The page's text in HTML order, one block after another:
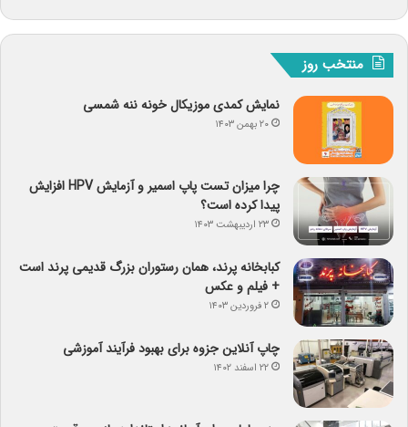
منتخب روز
نمایش کمدی موزیکال خونه ننه شمسی
۲۰ بهمن ۱۴۰۳
چرا میزان تست پاپ اسمیر و آزمایش HPV افزایش
پیدا کرده است؟
۲۳ اردیبهشت ۱۴۰۳
کبابخانه پرند، همان رستوران بزرگ قدیمی پرند است
+ فیلم و عکس
۲ فروردین ۱۴۰۳
چاپ آنلاین جزوه برای بهبود فرآیند آموزشی
۲۲ اسفند ۱۴۰۲